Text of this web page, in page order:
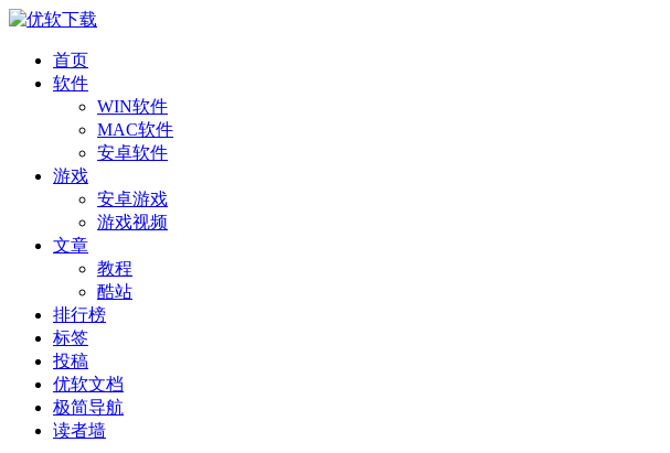
首页
软件
WIN软件
MAC软件
安卓软件
游戏
安卓游戏
游戏视频
文章
教程
酷站
排行榜
标签
投稿
优软文档
极简导航
读者墙